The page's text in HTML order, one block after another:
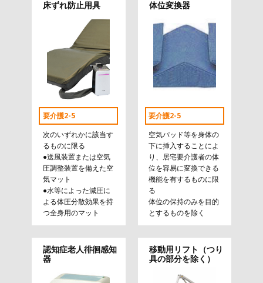
床ずれ防止用具
要介護2-5
次のいずれかに該当す
るものに限る
●送風装置または空気
圧調整装置を備えた空
気マット
●水等によった減圧に
よる体圧分散効果を持
つ全身用のマット
体位変換器
要介護2-5
空気パッド等を身体の
下に挿入することによ
り、居宅要介護者の体
位を容易に変換できる
機能を有するものに限
る
体位の保持のみを目的
とするものを除く
認知症老人徘徊感知
器
移動用リフト（つり
具の部分を除く）